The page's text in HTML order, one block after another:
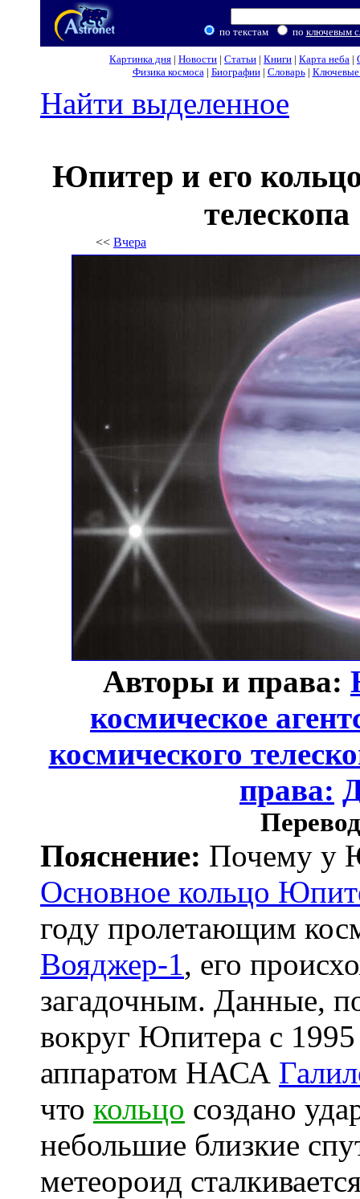
по текстам по ключевым
Картинка дня | Новости | Статьи | Книги | Карта неба |
Физика космоса| Биографии| Словарь| Ключевые
Найти выделенное
Юпитер и его
<< Вчера
Авторы и права:
космическое
космического
права:
Пояснение: Почему у
Основное кольцо
году пролетающим
Вояджер-1, его
загадочным. Данные,
вокруг Юпитера с
аппаратом НАСА
что кольцо создано
небольшие близкие
метеороид